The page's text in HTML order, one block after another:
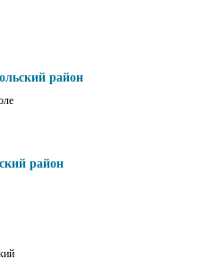
район
район